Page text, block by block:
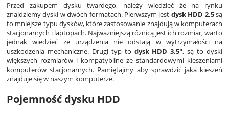
Przed zakupem dysku twardego, należy wiedzieć że na rynku
znajdziemy dyski w dwóch formatach. Pierwszym jest dysk HDD 2,5są
to mniejsze typu dysków, które zastosowanie znajdują w komputerach
stacjonarnych i laptopach. Najważniejszą różnicą jest ich rozmiar, warto
jednak wiedzieć że urządzenia nie odstają w wytrzymałości na
uszkodzenia mechaniczne. Drugi typ to dysk HDD 3,5", są to dyski
większych rozmiarów i kompatybilne ze standardowymi kieszeniami
komputerów stacjonarnych. Pamiętajmy aby sprawdzić jaka kieszeń
znajduje się w naszym komputerze.
Pojemność dysku HDD